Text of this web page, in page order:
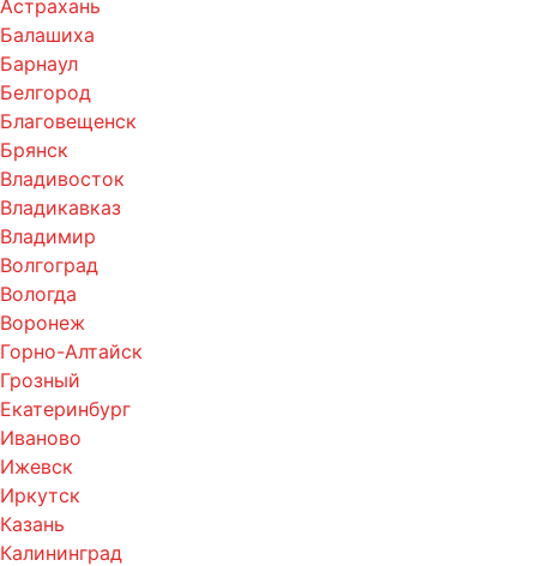
Астрахань
Балашиха
Барнаул
Белгород
Благовещенск
Брянск
Владивосток
Владикавказ
Владимир
Волгоград
Вологда
Воронеж
Горно-Алтайск
Грозный
Екатеринбург
Иваново
Ижевск
Иркутск
Казань
Калининград